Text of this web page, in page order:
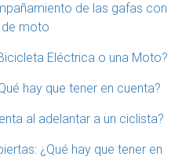
de las gafas con
moto
Eléctrica o una Moto?
hay que tener en cuenta?
al adelantar a un ciclista?
¿Qué hay que tener en